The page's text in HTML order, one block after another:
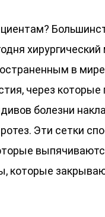
в
через
болезни
Эти сетки
которые